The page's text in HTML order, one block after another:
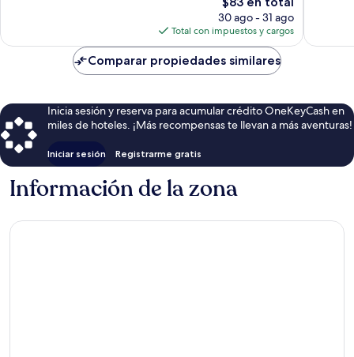
precio
actual
es
de
$83
30 ago - 31 ago
Total con impuestos y cargos
Comparar propiedades similares
Inicia sesión y reserva para acumular crédito OneKeyCash en
miles de hoteles. ¡Más recompensas te llevan a más aventuras!
Iniciar sesión Registrarme gratis
Información de la zona